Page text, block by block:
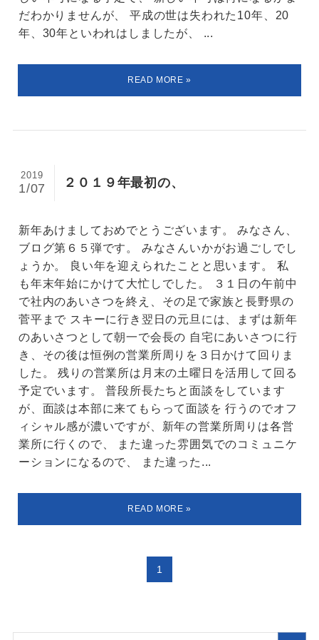
だわかりませんが、 平成の世は失われた10年、20
年、30年といわれはしましたが、 ...
２０１９年最初の、
2019
1/07
新年あけましておめでとうございます。 みなさん、
ブログ第６５弾です。 みなさんいかがお過ごしでし
ょうか。 良い年を迎えられたことと思います。 私
も年末年始にかけて大忙しでした。 ３１日の午前中
で社内のあいさつを終え、その足で家族と長野県の
菅平まで スキーに行き翌日の元旦には、まずは新年
のあいさつとして朝一で会長の 自宅にあいさつに行
き、その後は恒例の営業所周りを３日かけて回りま
した。 残りの営業所は月末の土曜日を活用して回る
予定でいます。 普段所長たちと面談をしています
が、面談は本部に来てもらって面談を 行うのでオフ
ィシャル感が濃いですが、新年の営業所周りは各営
業所に行くので、 また違った雰囲気でのコミュニケ
ーションになるので、 また違った...
1